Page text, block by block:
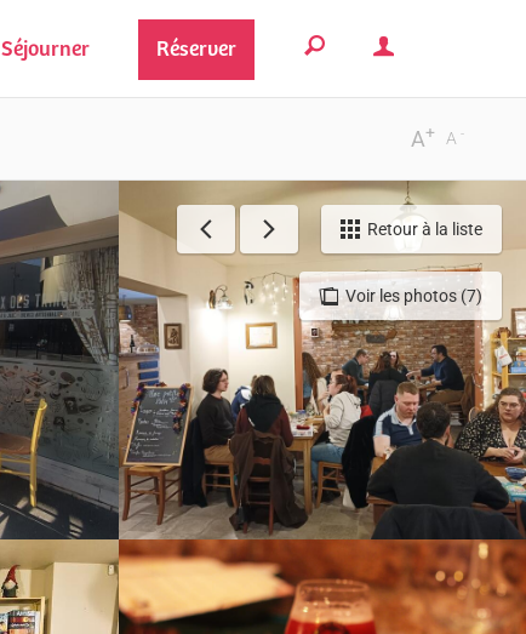
Séjourner Réserver
-
A
+
A
Voir les photos (7)
Retour à la liste